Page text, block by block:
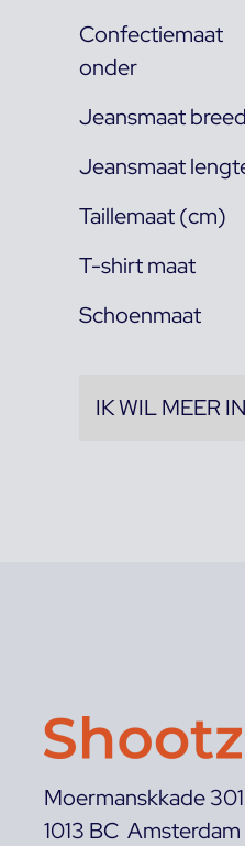
Confectiemaat
onder
Jeansmaat
Jeansmaat
Taillemaat (cm)
T-shirt maat
Schoenmaat
IK WIL MEER
Moermanskkade 301
1013 BC Amsterdam